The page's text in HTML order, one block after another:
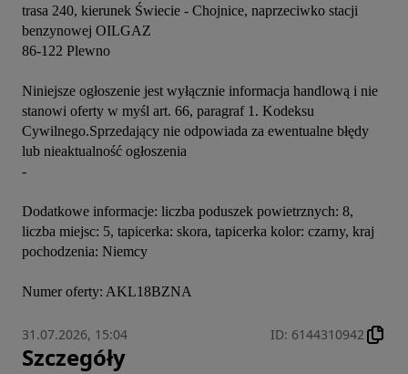
trasa 240, kierunek Świecie - Chojnice, naprzeciwko stacji
benzynowej OILGAZ
86-122 Plewno
Niniejsze ogłoszenie jest wyłącznie informacja handlową i nie
stanowi oferty w myśl art. 66, paragraf 1. Kodeksu
Cywilnego.Sprzedający nie odpowiada za ewentualne błędy
lub nieaktualność ogłoszenia
-
Dodatkowe informacje: liczba poduszek powietrznych: 8,
liczba miejsc: 5, tapicerka: skora, tapicerka kolor: czarny, kraj
pochodzenia: Niemcy
Numer oferty: AKL18BZNA
31.07.2026, 15:04 ID: 6144310942
Szczegóły